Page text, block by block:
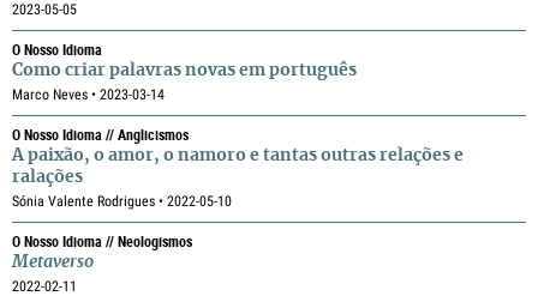
2023-05-05
O Nosso Idioma
Como criar palavras novas em português
Marco Neves • 2023-03-14
O Nosso Idioma // Anglicismos
A paixão, o amor, o namoro e tantas outras relações e
ralações
Sónia Valente Rodrigues • 2022-05-10
O Nosso Idioma // Neologismos
Metaverso
2022-02-11